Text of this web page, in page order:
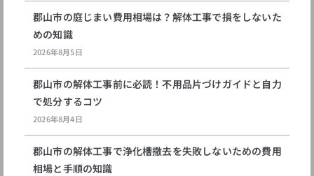
郡山市の庭じまい費用相場は？解体工事で損をしないた
めの知識
2026年8月5日
郡山市の解体工事前に必読！不用品片づけガイドと自力
で処分するコツ
2026年8月4日
郡山市の解体工事で浄化槽撤去を失敗しないための費用
相場と手順の知識